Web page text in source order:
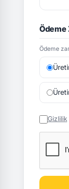
Ödeme
Ödeme
Gizlilik